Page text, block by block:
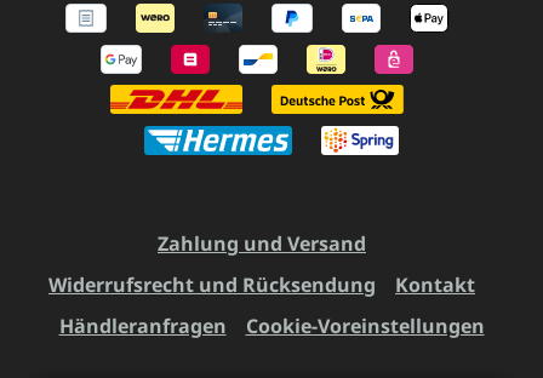
Zahlung und Versand
Widerrufsrecht und Rücksendung
Kontakt
Händleranfragen
Cookie-Voreinstellungen